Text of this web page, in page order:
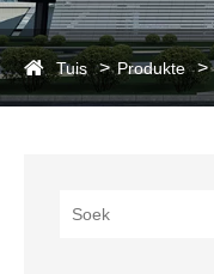
Tuis Produkte